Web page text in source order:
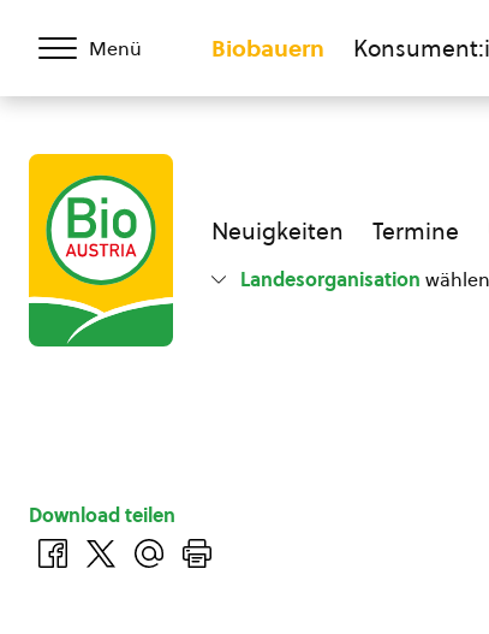
Menü Biobauern
Neuigkeiten Termine
Landesorganisation wählen
Download teilen